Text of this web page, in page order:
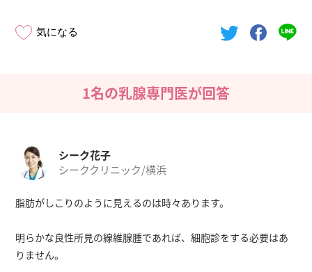
気になる
1名の乳腺専門医が回答
シーク花子
シーククリニック/横浜
脂肪がしこりのように見えるのは時々あります。
明らかな良性所見の線維腺腫であれば、細胞診をする必要はあ
りません。